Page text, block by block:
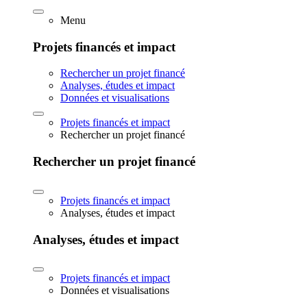
Menu
Projets financés et impact
Rechercher un projet financé
Analyses, études et impact
Données et visualisations
Projets financés et impact
Rechercher un projet financé
Rechercher un projet financé
Projets financés et impact
Analyses, études et impact
Analyses, études et impact
Projets financés et impact
Données et visualisations